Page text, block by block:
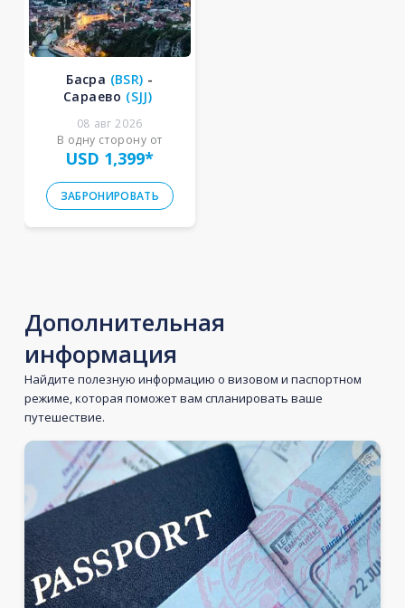
Басра (BSR) -
Сараево (SJJ)
08 авг 2026
В одну сторону от
USD 1,399*
ЗАБРОНИРОВАТЬ
Дополнительная
информация
Найдите полезную информацию о визовом и паспортном
режиме, которая поможет вам спланировать ваше
путешествие.